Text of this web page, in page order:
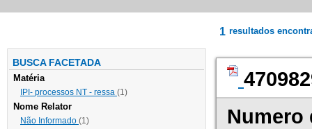
BUSCA FACETADA
Matéria
IPI- processos NT - ressa (1)
Nome Relator
Não Informado (1)
1 resultados
Numero